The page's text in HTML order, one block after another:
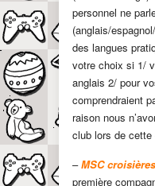
personnel ne
(anglais/
des langues
votre choix si 1/
anglais 2/ pour
comprendraient
raison nous
club lors de cette
–MSC croisières
première